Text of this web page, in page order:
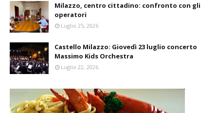
Milazzo, centro cittadino: confronto con gli
operatori
Luglio 25, 2026
Castello Milazzo: Giovedì 23 luglio concerto
Massimo Kids Orchestra
Luglio 22, 2026